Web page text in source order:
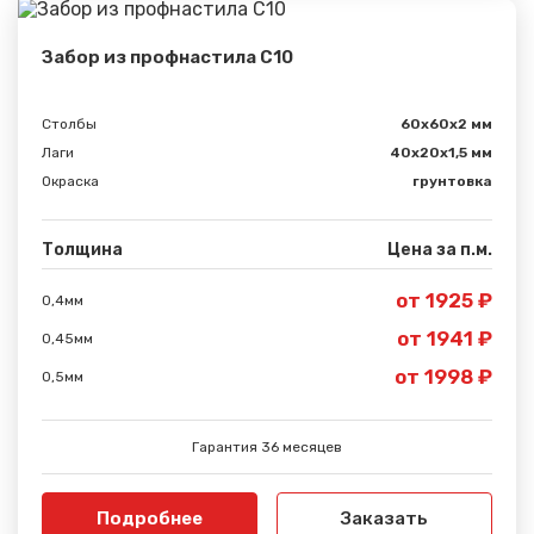
Забор из профнастила С10
Столбы
60х60х2 мм
Лаги
40х20х1,5 мм
Окраска
грунтовка
Толщина Цена за п.м.
0,4мм от 1925 ₽
0,45мм от 1941 ₽
0,5мм от 1998 ₽
Гарантия 36 месяцев
Подробнее Заказать